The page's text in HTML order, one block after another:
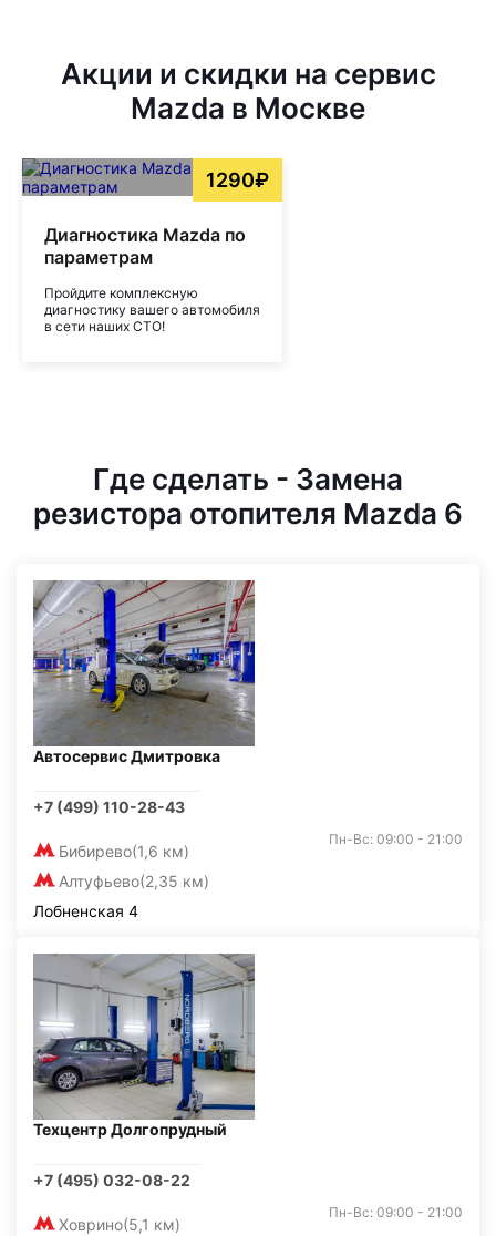
Акции и скидки на сервис
Mazda в Москве
1290₽
Диагностика Mazda по
параметрам
Пройдите комплексную
диагностику вашего автомобиля
в сети наших СТО!
Где сделать - Замена
резистора отопителя Mazda 6
Автосервис Дмитровка
+7 (499) 110-28-43
Бибирево(1,6 км)
Алтуфьево(2,35 км)
Пн-Вс: 09:00 - 21:00
Лобненская 4
Техцентр Долгопрудный
+7 (495) 032-08-22
Ховрино(5,1 км)
Пн-Вс: 09:00 - 21:00